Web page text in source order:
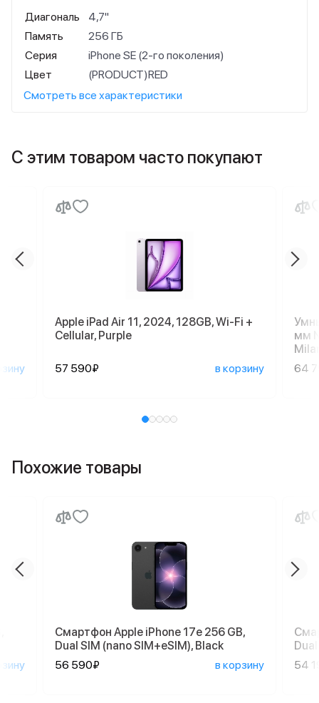
Диагональ
4,7"
Память
256 ГБ
Серия
iPhone SE (2-го поколения)
Цвет
(PRODUCT)RED
Смотреть все характеристики
С этим товаром часто покупают
Apple iPad Air 11, 2024, 128GB, Wi-Fi +
Cellular, Purple
57 590₽ в корзину
мм
64
Похожие товары
Смартфон Apple iPhone 17e 256 GB,
Dual SIM (nano SIM+eSIM), Black
56 590₽
в корзину
54